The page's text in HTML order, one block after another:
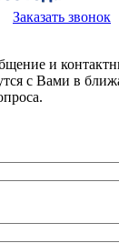
Заказать звонок
и
с Вами в